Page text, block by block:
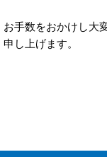
お手数をおかけし大
申し上げます。